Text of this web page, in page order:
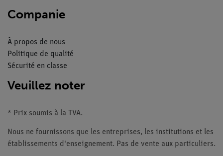
Companie
À propos de nous
Politique de qualité
Sécurité en classe
Veuillez noter
* Prix soumis à la TVA.
Nous ne fournissons que les entreprises, les institutions et les
établissements d'enseignement. Pas de vente aux particuliers.